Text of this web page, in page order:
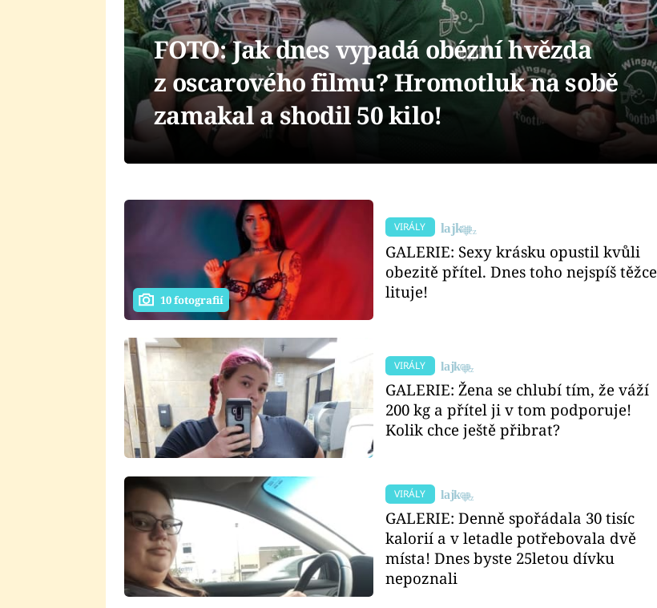
FOTO: Jak dnes vypadá obézní hvězda
z oscarového filmu? Hromotluk na sobě
zamakal a shodil 50 kilo!
10 fotografií
VIRÁLY
GALERIE: Sexy krásku opustil kvůli
obezitě přítel. Dnes toho nejspíš těžce
lituje!
VIRÁLY
GALERIE: Žena se chlubí tím, že váží
200 kg a přítel ji v tom podporuje!
Kolik chce ještě přibrat?
VIRÁLY
GALERIE: Denně spořádala 30 tisíc
kalorií a v letadle potřebovala dvě
místa! Dnes byste 25letou dívku
nepoznali